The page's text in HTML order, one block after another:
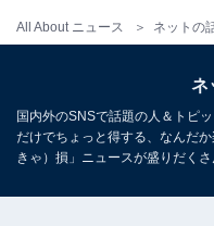
All About ニュース ネットの
ネ
国内外のSNSで話題の人＆トピ
だけでちょっと得する、なんだ
きゃ）損」ニュースが盛りだくさ